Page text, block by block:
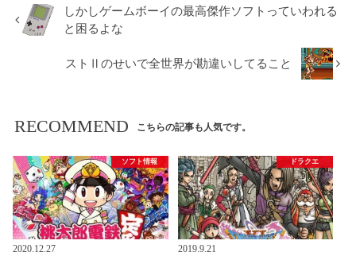
しかしゲームボーイの最高傑作ソフトっていわれる
と困るよな
ストⅡのせいで全世界が勘違いしてること
RECOMMEND こちらの記事も人気です。
ソフト情報
2020.12.27
ドラクエ
2019.9.21